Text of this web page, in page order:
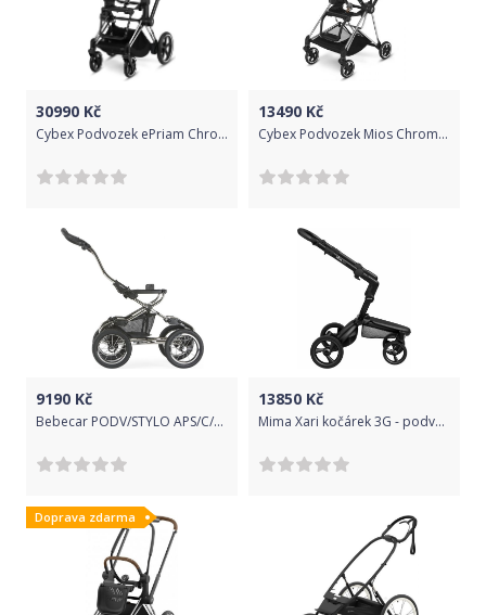
30990 Kč
Cybex Podvozek ePriam Chrome Black+Seat 2020
13490 Kč
Cybex Podvozek Mios Chrome Brown+Seat 2019-20
9190 Kč
Bebecar PODV/STYLO APS/C/TG Stylo APS NM976
13850 Kč
Mima Xari kočárek 3G - podvozek Black
Doprava zdarma